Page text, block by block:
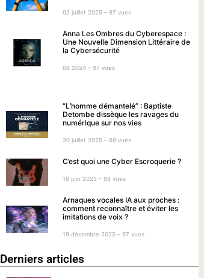
02 juillet 2025 – 97 vues
Anna Les Ombres du Cyberespace :
Une Nouvelle Dimension Littéraire de
la Cybersécurité
06 2024 – 97 vues
“L’homme démantelé” : Baptiste
Detombe dissèque les ravages du
numérique sur nos vies
30 juillet 2025 – 99 vues
C’est quoi une Cyber Escroquerie ?
16 juin 2025 – 98 vues
Arnaques vocales IA aux proches :
comment reconnaître et éviter les
imitations de voix ?
19 décembre 2025 – 97 vues
Derniers articles